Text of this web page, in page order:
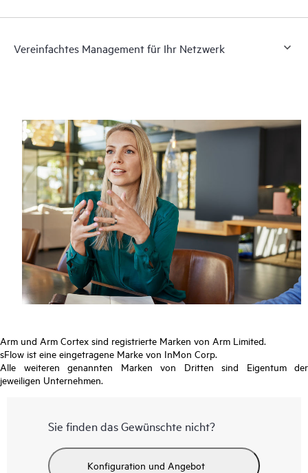
Vereinfachtes Management für Ihr Netzwerk
Arm und Arm Cortex sind registrierte Marken von Arm Limited.
sFlow ist eine eingetragene Marke von InMon Corp.
Alle weiteren genannten Marken von Dritten sind Eigentum der
jeweiligen Unternehmen.
Sie finden das Gewünschte nicht?
Konfiguration und Angebot